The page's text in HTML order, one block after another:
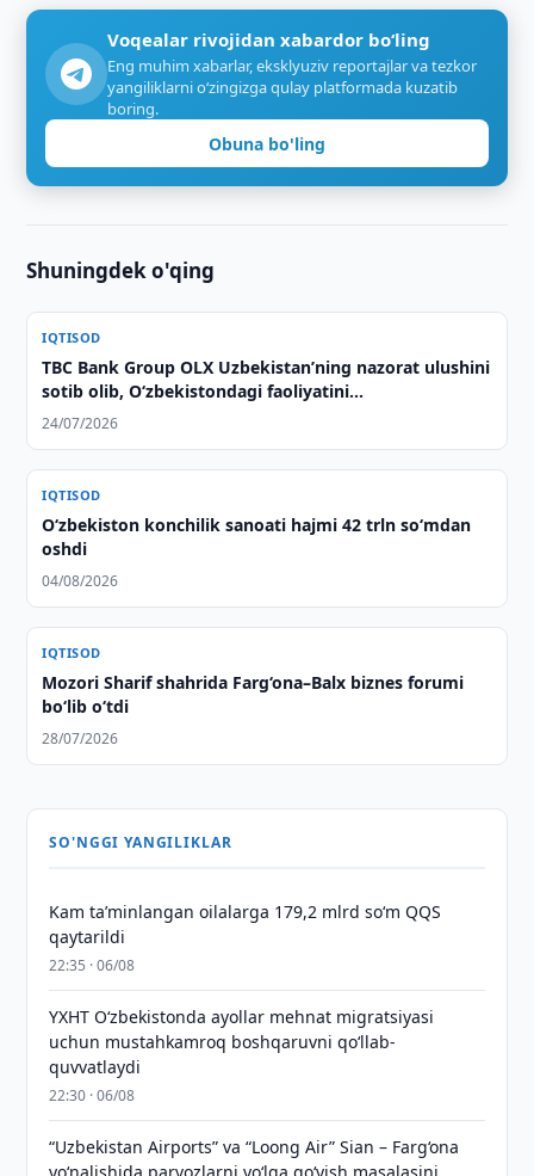
Voqealar rivojidan xabardor bo‘ling
Eng muhim xabarlar, eksklyuziv reportajlar va tezkor
yangiliklarni o‘zingizga qulay platformada kuzatib
boring.
Obuna bo'ling
Shuningdek o'qing
IQTISOD
TBC Bank Group OLX Uzbekistan’ning nazorat ulushini
sotib olib, O‘zbekistondagi faoliyatini
kengaytirmoqda
24/07/2026
IQTISOD
O‘zbekiston konchilik sanoati hajmi 42 trln so‘mdan
oshdi
04/08/2026
IQTISOD
Mozori Sharif shahrida Farg‘ona–Balx biznes forumi
bo‘lib o‘tdi
28/07/2026
SO'NGGI YANGILIKLAR
Kam taʼminlangan oilalarga 179,2 mlrd so‘m QQS
qaytarildi
22:35 · 06/08
YXHT O‘zbekistonda ayollar mehnat migratsiyasi
uchun mustahkamroq boshqaruvni qo‘llab-
quvvatlaydi
22:30 · 06/08
“Uzbekistan Airports” va “Loong Air” Sian – Farg‘ona